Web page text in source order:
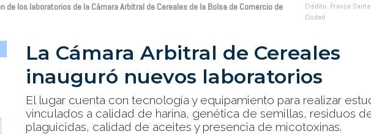
de los laboratorios de la Cámara Arbitral de Cereales de la Bolsa de Comercio de
Crédito: Prensa
Ciudad
La Cámara Arbitral de Cereales
inauguró nuevos laboratorios
El lugar cuenta con tecnología y equipamiento para realizar
vinculados a calidad de harina, genética de semillas, residuos
plaguicidas, calidad de aceites y presencia de micotoxinas.